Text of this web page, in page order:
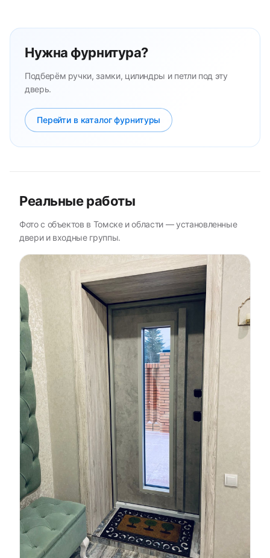
Нужна фурнитура?
Подберём ручки, замки, цилиндры и петли под эту
дверь.
Перейти в каталог фурнитуры
Реальные работы
Фото с объектов в Томске и области — установленные
двери и входные группы.